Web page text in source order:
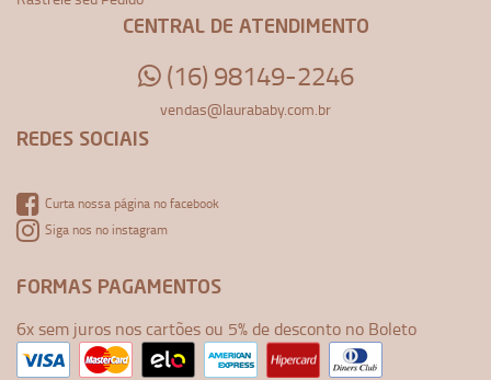
CENTRAL DE ATENDIMENTO
(16) 98149-2246
vendas@laurababy.com.br
REDES SOCIAIS
Curta nossa página no facebook
Siga nos no instagram
FORMAS PAGAMENTOS
6x sem juros nos cartões ou 5% de desconto no Boleto